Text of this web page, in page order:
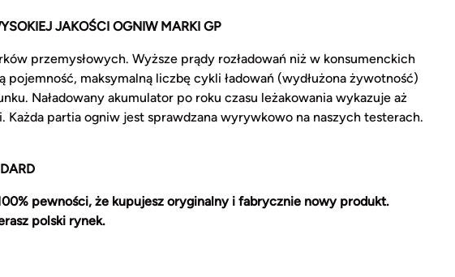
JAKOŚCI OGNIW MARKI GP
przemysłowych. Wyższe prądy rozładowań niż w konsumenckich
pojemność, maksymalną liczbę cykli ładowań (wydłużona żywotność)
Naładowany akumulator po roku czasu leżakowania wykazuje aż
partia ogniw jest sprawdzana wyrywkowo na naszych testerach.
pewności, że kupujesz oryginalny i fabrycznie nowy produkt.
polski rynek.